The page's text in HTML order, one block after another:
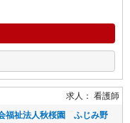
求人： 看護師
福祉法人秋桜園 ふじみ野